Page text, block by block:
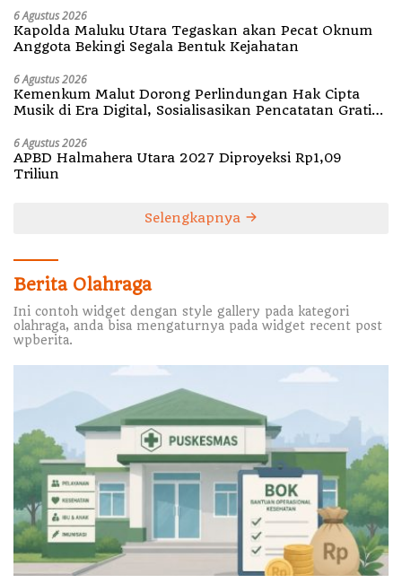
6 Agustus 2026
Kapolda Maluku Utara Tegaskan akan Pecat Oknum
Anggota Bekingi Segala Bentuk Kejahatan
6 Agustus 2026
Kemenkum Malut Dorong Perlindungan Hak Cipta
Musik di Era Digital, Sosialisasikan Pencatatan Gratis
6 Agustus 2026
APBD Halmahera Utara 2027 Diproyeksi Rp1,09
Triliun
Selengkapnya
Berita Olahraga
Ini contoh widget dengan style gallery pada kategori
olahraga, anda bisa mengaturnya pada widget recent post
wpberita.